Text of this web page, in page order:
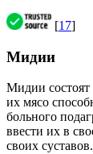
[17]
Мидии
Мидии состоят
их мясо
больного
ввести их в
своих суставов.